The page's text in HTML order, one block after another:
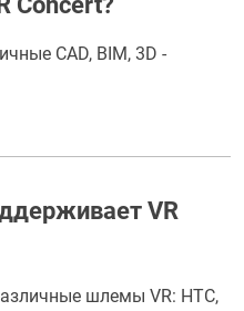
CAD, BIM, 3D -
VR
шлемы VR: HTC,